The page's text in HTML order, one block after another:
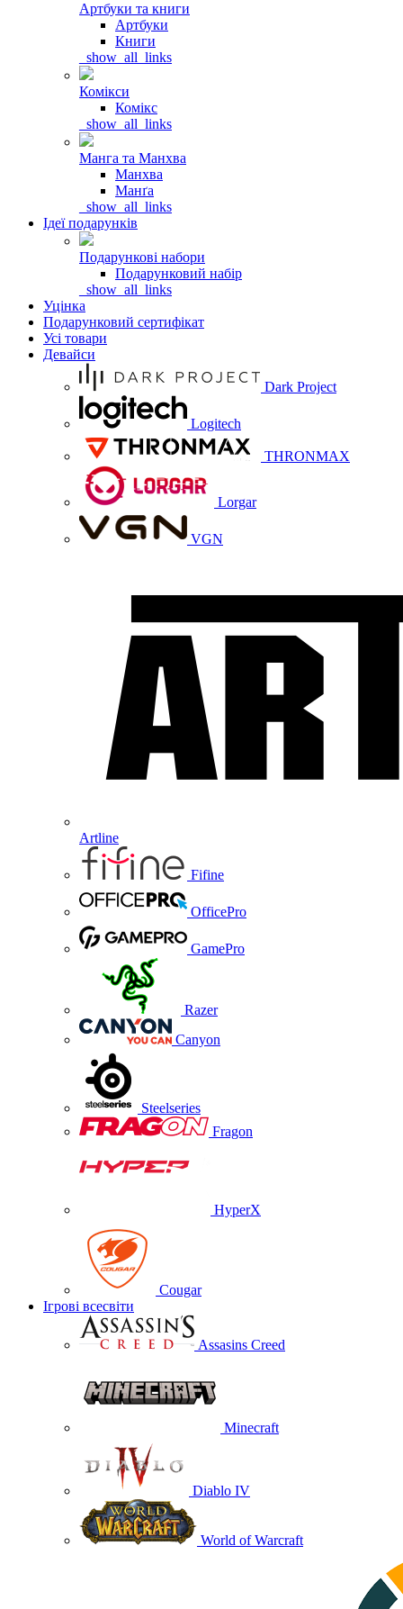
Артбуки та книги
Артбуки
Книги
_show_all_links
Комікси
Комікс
_show_all_links
Манга та Манхва
Манхва
Манґа
_show_all_links
Ідеї подарунків
Подарункові набори
Подарунковий набір
_show_all_links
Уцінка
Подарунковий сертифікат
Усі товари
Девайси
Dark Project
Logitech
THRONMAX
Lorgar
VGN
Artline
Fifine
OfficePro
GamePro
Razer
Canyon
Steelseries
Fragon
HyperX
Cougar
Ігрові всесвіти
Assasins Creed
Minecraft
Diablo IV
World of Warcraft